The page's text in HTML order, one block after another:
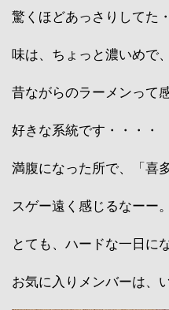
驚くほどあっさりしてた
味は、ちょっと濃いめで、
昔ながらのラーメンって
好きな系統です・・・・
満腹になった所で、「喜
スゲー遠く感じるなーー。
とても、ハードな一日に
お気に入りメンバーは、